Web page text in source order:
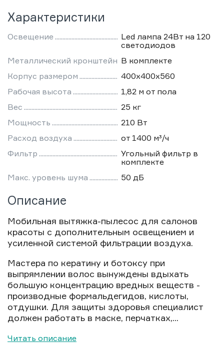
Характеристики
Освещение
Led лампа 24Вт на 120
светодиодов
Металлический кронштейн В комплекте
Корпус размером
400х400х560
Рабочая высота
1,82 м от пола
Вес
25 кг
Мощность
210 Вт
Расход воздуха
от 1400 м³/ч
Фильтр
Угольный фильтр в
комплекте
Макс. уровень шума
50 дБ
Описание
Мобильная вытяжка-пылесос для салонов
красоты с дополнительным освещением и
усиленной системой фильтрации воздуха.
Мастера по кератину и ботоксу при
выпрямлении волос вынуждены вдыхать
большую концентрацию вредных веществ -
производные формальдегидов, кислоты,
отдушки. Для защиты здоровья специалист
должен работать в маске, перчатках,...
Читать описание